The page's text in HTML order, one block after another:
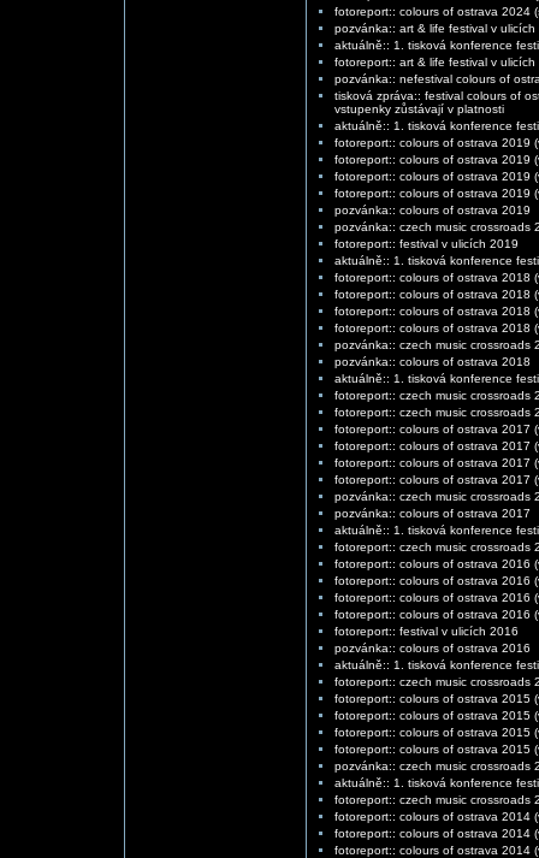
fotoreport:: colours of ostrava 2024
pozvánka:: art & life festival v ulicích
aktuálně:: 1. tisková konference
fotoreport:: art & life festival v
pozvánka:: nefestival colours of
tisková zpráva:: festival colours of
vstupenky zůstávají v platnosti
aktuálně:: 1. tisková konference
fotoreport:: colours of ostrava 2019
fotoreport:: colours of ostrava 2019
fotoreport:: colours of ostrava 2019
fotoreport:: colours of ostrava 2019
pozvánka:: colours of ostrava 2019
pozvánka:: czech music crossroads
fotoreport:: festival v ulicích 2019
aktuálně:: 1. tisková konference
fotoreport:: colours of ostrava 2018
fotoreport:: colours of ostrava 2018
fotoreport:: colours of ostrava 2018
fotoreport:: colours of ostrava 2018
pozvánka:: czech music crossroads
pozvánka:: colours of ostrava 2018
aktuálně:: 1. tisková konference
fotoreport:: czech music crossroads
fotoreport:: czech music crossroads
fotoreport:: colours of ostrava 2017
fotoreport:: colours of ostrava 2017
fotoreport:: colours of ostrava 2017
fotoreport:: colours of ostrava 2017
pozvánka:: czech music crossroads
pozvánka:: colours of ostrava 2017
aktuálně:: 1. tisková konference
fotoreport:: czech music crossroads
fotoreport:: colours of ostrava 2016
fotoreport:: colours of ostrava 2016
fotoreport:: colours of ostrava 2016
fotoreport:: colours of ostrava 2016
fotoreport:: festival v ulicích 2016
pozvánka:: colours of ostrava 2016
aktuálně:: 1. tisková konference
fotoreport:: czech music crossroads
fotoreport:: colours of ostrava 2015
fotoreport:: colours of ostrava 2015
fotoreport:: colours of ostrava 2015
fotoreport:: colours of ostrava 2015
pozvánka:: czech music crossroads
aktuálně:: 1. tisková konference
fotoreport:: czech music crossroads
fotoreport:: colours of ostrava 2014
fotoreport:: colours of ostrava 2014
fotoreport:: colours of ostrava 2014